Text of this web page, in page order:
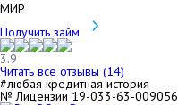
МИР
Получить займ
3.9
Читать все отзывы (14)
#любая кредитная история
№ Лицензии 19-033-63-009056